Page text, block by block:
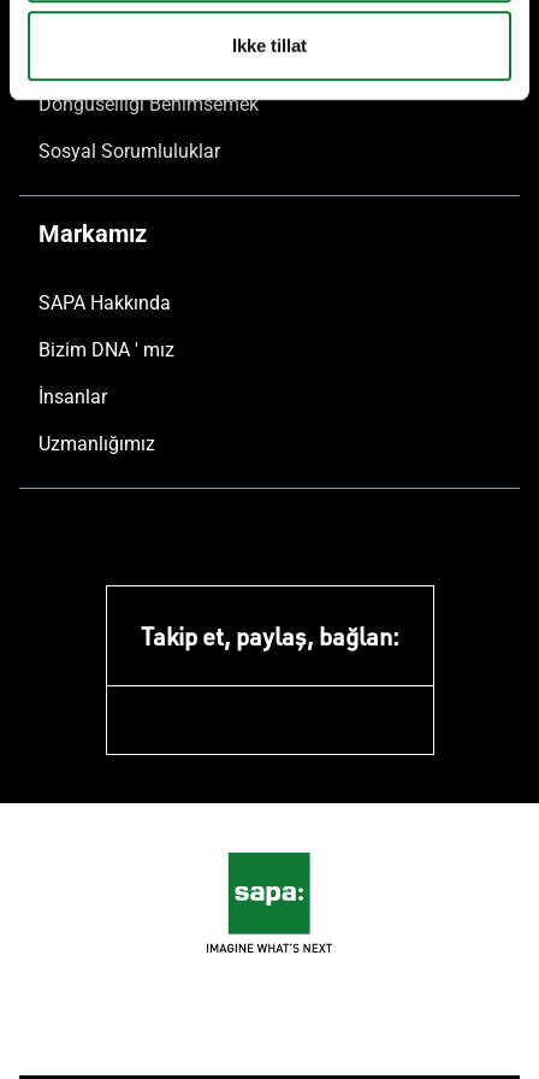
Ikke tillat
Geri Dönüştürülebilir Ürünler
Döngüselliği Benimsemek
Sosyal Sorumluluklar
Markamız
SAPA Hakkında
Bizim DNA ' mız
İnsanlar
Uzmanlığımız
Takip et, paylaş, bağlan: